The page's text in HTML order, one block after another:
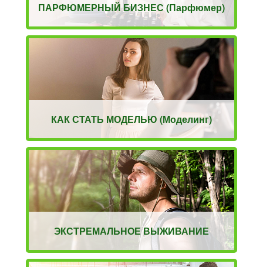
ПАРФЮМЕРНЫЙ БИЗНЕС (Парфюмер)
КАК СТАТЬ МОДЕЛЬЮ (Моделинг)
ЭКСТРЕМАЛЬНОЕ ВЫЖИВАНИЕ